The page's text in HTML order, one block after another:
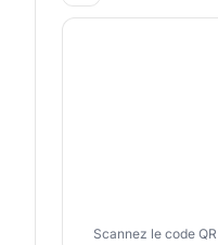
Scannez le code